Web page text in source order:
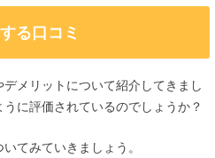
る口コミ
メリットについて紹介してきまし
に評価されているのでしょうか？
てみていきましょう。